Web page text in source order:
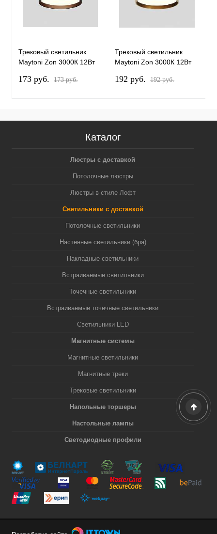
Трековый светильник
Maytoni Zon 3000К 12Вт
173 pуб. 173 pуб.
Трековый светильник
Maytoni Zon 3000К 12Вт
192 pуб. 192 pуб.
Каталог
Люстры с доставкой
Потолочные люстры
Люстры в стиле Лофт
Светильники с доставкой
Потолочные светильники
Настенные светильники (бра)
Накладные светильники
Встраиваемые светильники
Точечные светильники
Встраиваемые точечные светильники
Светильники LED
Магнитные системы
Магнитные светильники
Магнитные треки
Трековые светильники
Напольные торшеры
Настольные лампы
Светодиодные профили